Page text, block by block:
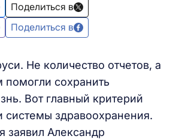
Поделиться в
Поделиться в
Не количество отчетов, а
сохранить
Вот главный критерий
системы здравоохранения.
заявил Александр